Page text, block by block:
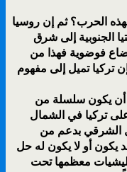
الحرب؟ ثم إن روسيا
الجنوبية إلى شرق
فوضوية فهذا من
تميل إلى مفهوم
أن يكون سلسلة من
تركيا في الشمال
الشرقي بدعم من
معظمها تحت